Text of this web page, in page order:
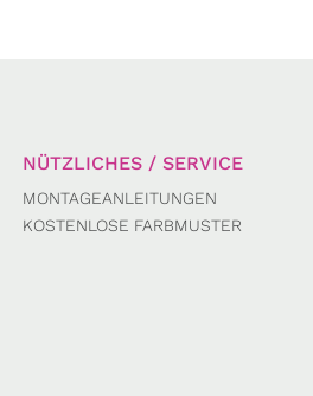
NÜTZLICHES / SERVICE
MONTAGEANLEITUNGEN
KOSTENLOSE FARBMUSTER